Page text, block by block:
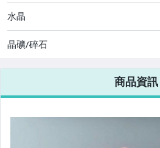
水晶
晶礦/碎石
商品資訊